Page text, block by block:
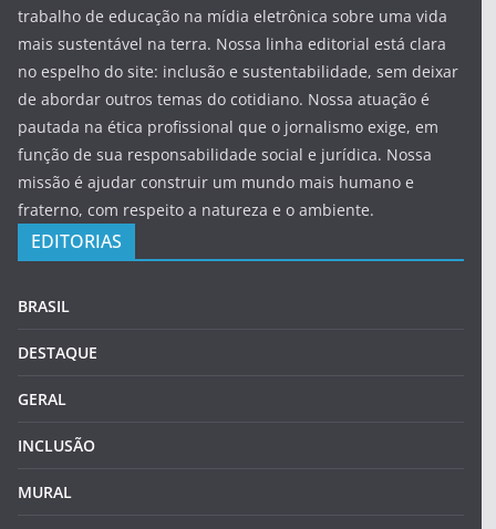
trabalho de educação na mídia eletrônica sobre uma vida
mais sustentável na terra. Nossa linha editorial está clara
no espelho do site: inclusão e sustentabilidade, sem deixar
de abordar outros temas do cotidiano. Nossa atuação é
pautada na ética profissional que o jornalismo exige, em
função de sua responsabilidade social e jurídica. Nossa
missão é ajudar construir um mundo mais humano e
fraterno, com respeito a natureza e o ambiente.
EDITORIAS
BRASIL
DESTAQUE
GERAL
INCLUSÃO
MURAL